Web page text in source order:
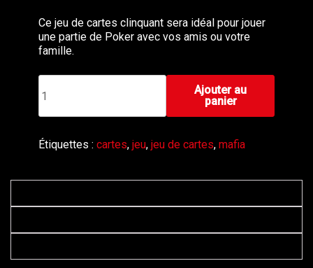
Ce jeu de cartes clinquant sera idéal pour jouer
une partie de Poker avec vos amis ou votre
famille.
de
cartes
en
massif
Ajouter au
panier
Étiquettes : cartes, jeu, jeu de cartes, mafia